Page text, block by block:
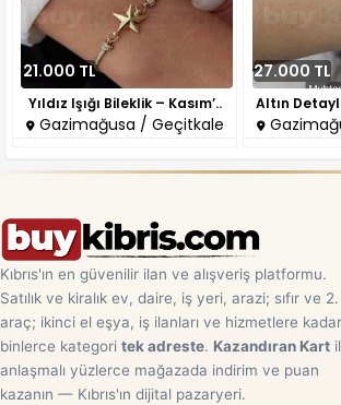
21.000 TL
Yıldız Işığı Bileklik – Kasım’..
Gazimağusa / Geçitkale
27.000 TL
Altın
Kıbrıs'ın en güvenilir ilan ve alışveriş platformu.
Satılık ve kiralık ev, daire, iş yeri, arazi; sıfır ve
araç; ikinci el eşya, iş ilanları ve hizmetlere kadar
binlerce kategori tek adreste. Kazandıran Kart
anlaşmalı yüzlerce mağazada indirim ve puan
kazanın — Kıbrıs'ın dijital pazaryeri.